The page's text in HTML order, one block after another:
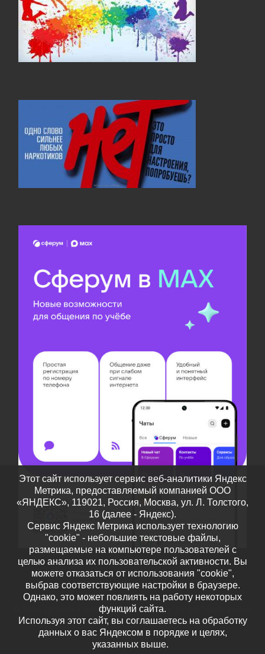
Дополнительное образование детей Тамбовской
области– Все права защищены
Работает наWP – Разработан вТема Customizr
Этот сайт использует сервис веб-аналитики Яндекс
Метрика, предоставляемый компанией ООО
«ЯНДЕКС», 119021, Россия, Москва, ул. Л. Толстого,
16 (далее - Яндекс).
Сервис Яндекс Метрика использует технологию
"cookie" - небольшие текстовые файлы,
размещаемые на компьютере пользователей с
целью анализа их пользовательской активности. Вы
можете отказаться от использования "cookie",
выбрав соответствующие настройки в браузере.
Однако, это может повлиять на работу некоторых
функций сайта.
Используя этот сайт, вы соглашаетесь на обработку
данных о вас Яндексом в порядке и целях,
указанных выше.